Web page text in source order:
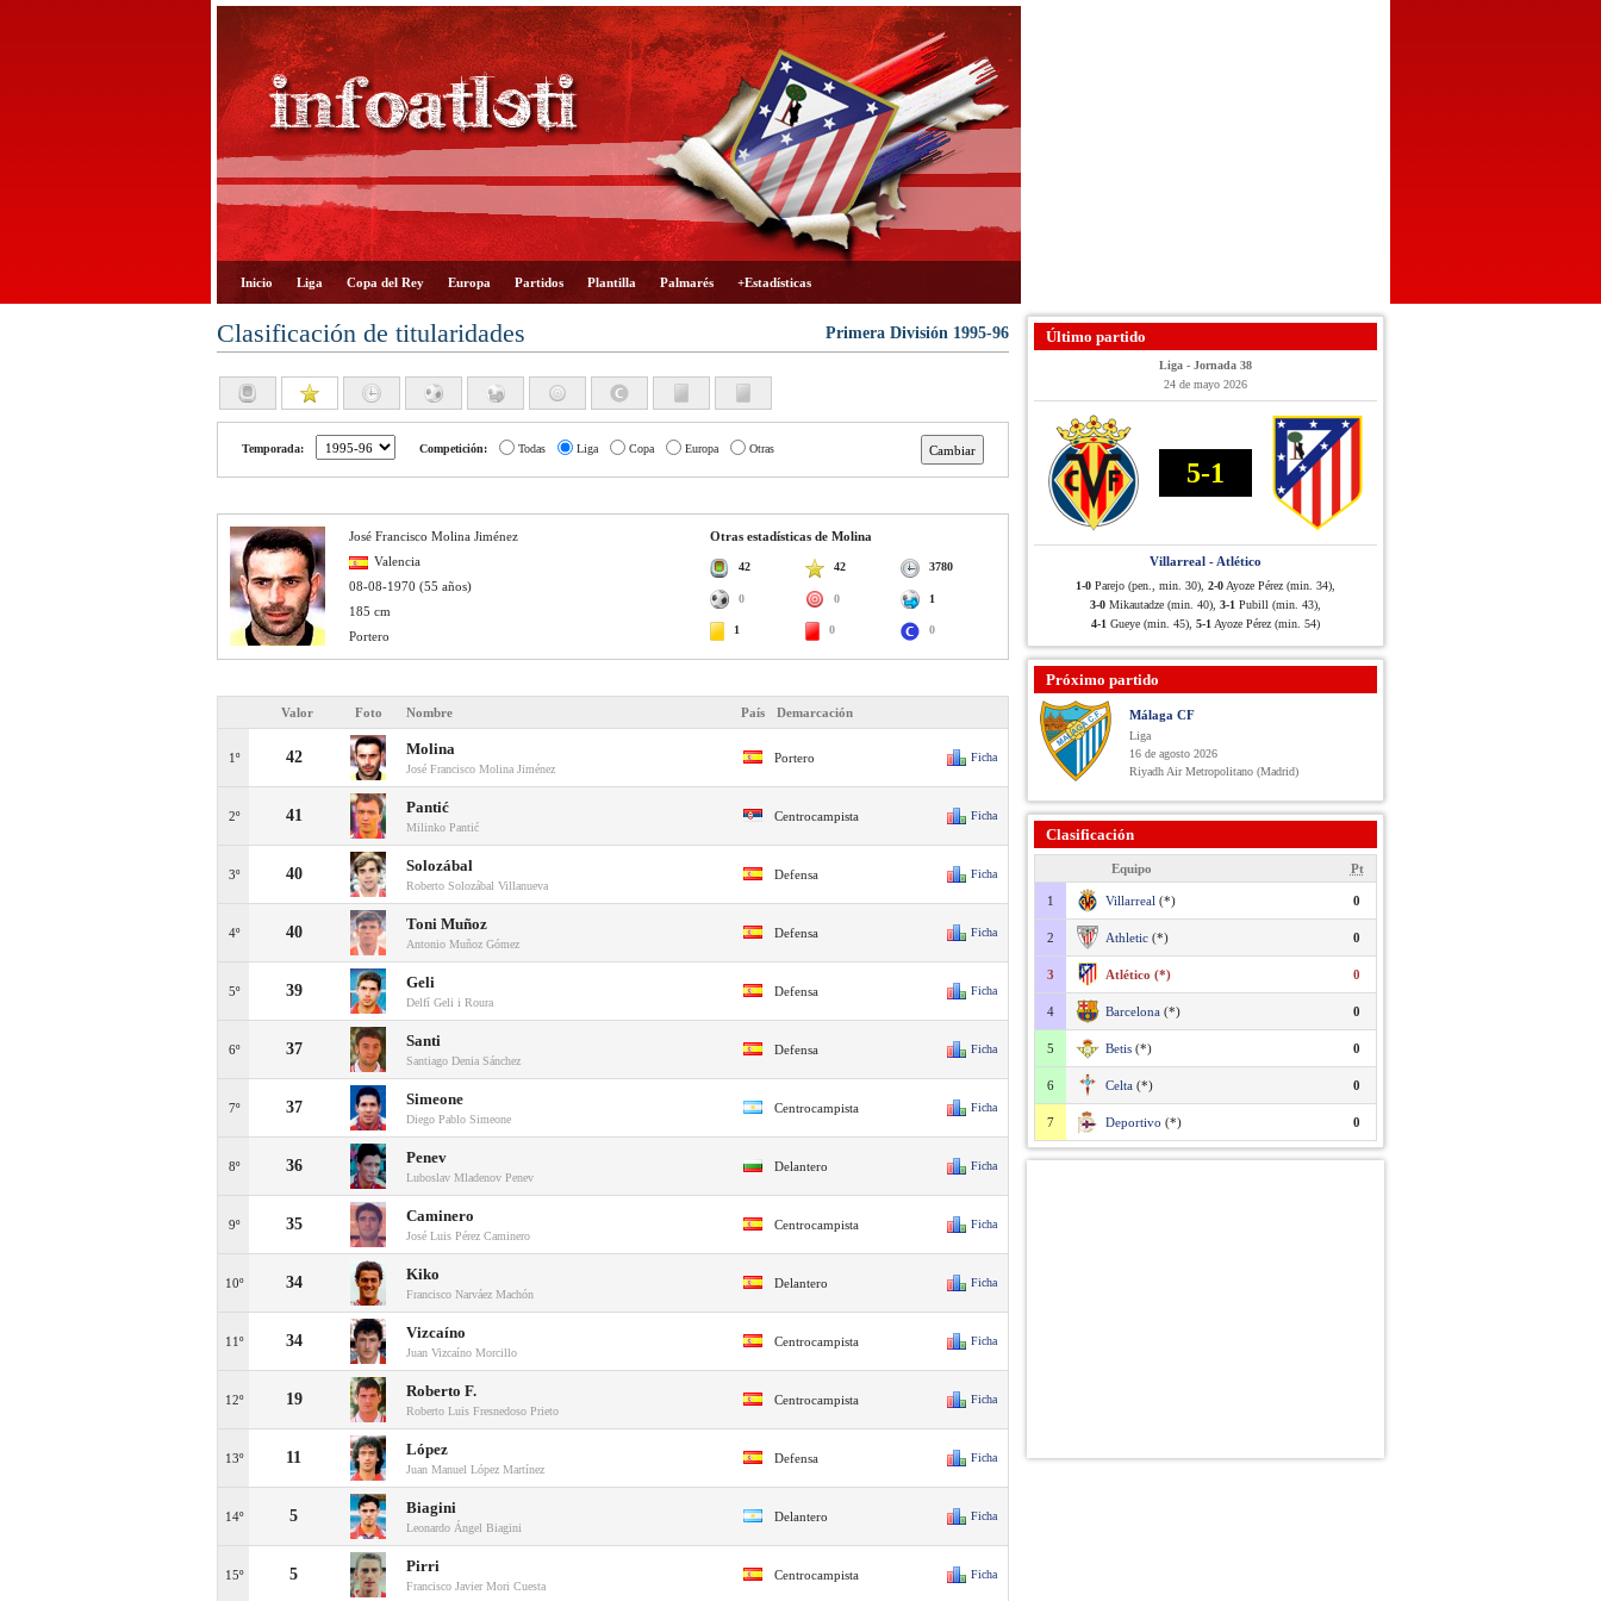
Inicio Liga Copa del Rey Europa Partidos Plantilla Palmarés +Estadísticas
Clasificación de titularidades Primera División 1995-96
Temporada: Competición: Todas Liga Copa Europa Otras
Otras estadísticas de Molina
42 42 3780
0 0 1
1 0 0
José Francisco Molina Jiménez
Valencia
08-08-1970 (55 años)
185 cm
Portero
Valor Foto Nombre País Demarcación
1º 42 Molina
José Francisco Molina Jiménez
Portero Ficha
2º 41 Pantić
Milinko Pantić
Centrocampista Ficha
3º 40 Solozábal
Roberto Solozábal Villanueva
Defensa Ficha
4º 40 Toni Muñoz
Antonio Muñoz Gómez
Defensa Ficha
5º 39 Geli
Delfí Geli i Roura
Defensa Ficha
6º 37 Santi
Santiago Denia Sánchez
Defensa Ficha
7º 37 Simeone
Diego Pablo Simeone
Centrocampista Ficha
8º 36 Penev
Luboslav Mladenov Penev
Delantero Ficha
9º 35 Caminero
José Luis Pérez Caminero
Centrocampista Ficha
10º 34 Kiko
Francisco Narváez Machón
Delantero Ficha
11º 34 Vizcaíno
Juan Vizcaíno Morcillo
Centrocampista Ficha
12º 19 Roberto F.
Roberto Luis Fresnedoso Prieto
Centrocampista Ficha
13º 11 López
Juan Manuel López Martínez
Defensa Ficha
14º 5 Biagini
Leonardo Ángel Biagini
Delantero Ficha
15º 5 Pirri
Francisco Javier Mori Cuesta
Centrocampista Ficha
Último partido
Liga - Jornada 38
24 de mayo 2026
5-1
Villarreal - Atlético
1-0 Parejo (pen., min. 30), 2-0 Ayoze Pérez (min. 34),
3-0 Mikautadze (min. 40), 3-1 Pubill (min. 43),
4-1 Gueye (min. 45), 5-1 Ayoze Pérez (min. 54)
Próximo partido
Málaga CF
Liga
16 de agosto 2026
Riyadh Air Metropolitano (Madrid)
Clasificación
Equipo Pt
1 Villarreal (*) 0
2 Athletic (*) 0
3 Atlético (*) 0
4 Barcelona (*) 0
5 Betis (*) 0
6 Celta (*) 0
7 Deportivo (*) 0